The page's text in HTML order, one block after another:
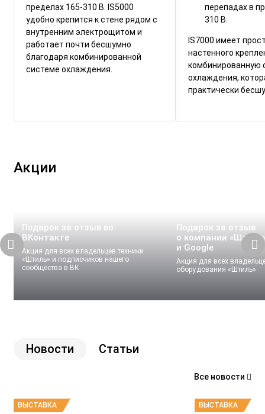
пределах 165-310 В. IS5000
удобно крепится к стене рядом с
внутренним электрощитом и
работает почти бесшумно
благодаря комбинированной
системе охлаждения.
перепадах в
310 В.
IS7000 имеет
настенного
комбинированную
охлаждения,
практически
Акции
Подарок за отзыв во
ВКонтакте
Акция для всех владельцев техники
«Штиль» и подписчиков нашего
сообщества в ВК
Подарок за отзыв
о компании
и Google
Акция для всех
оборудования «Штиль»
Новости Статьи
Все новости
ВЫСТАВКА ВЫСТАВКА